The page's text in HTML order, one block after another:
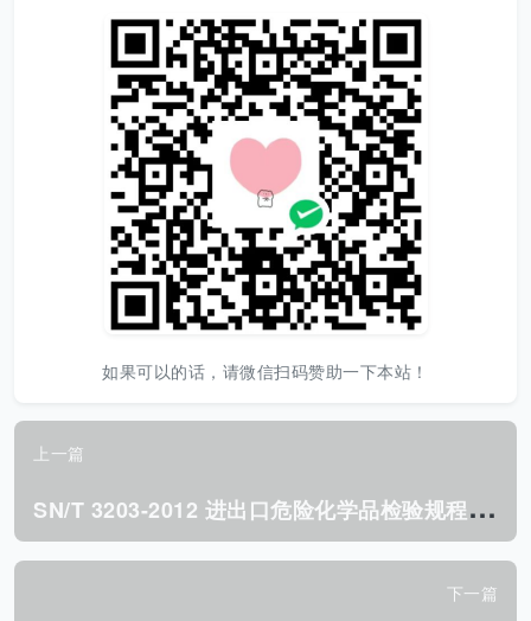
如果可以的话，请微信扫码赞助一下本站！
上一篇
S
N/T 3203-2012 进出口危险化学品检验规程 爆炸品 基本要求.pdf
下一篇